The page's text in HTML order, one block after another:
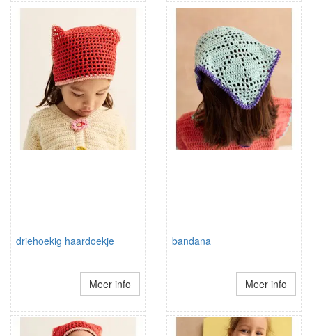
driehoekig haardoekje
Meer info
bandana
Meer info